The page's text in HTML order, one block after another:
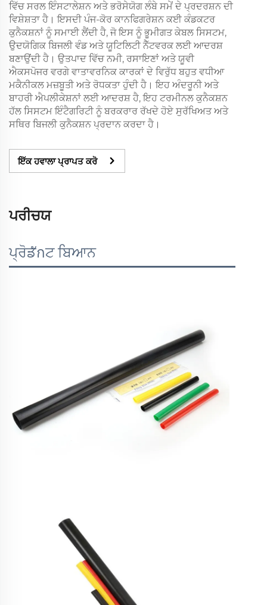
ਵਿੱਚ ਸਰਲ ਇੰਸਟਾਲੇਸ਼ਨ ਅਤੇ ਭਰੋਸੇਯੋਗ ਲੰਬੇ ਸਮੇਂ ਦੇ ਪ੍ਰਦਰਸ਼ਨ ਦੀ
ਵਿਸ਼ੇਸ਼ਤਾ ਹੈ। ਇਸਦੀ ਪੰਜ-ਕੋਰ ਕਾਨਫਿਗਰੇਸ਼ਨ ਕਈ ਕੰਡਕਟਰ
ਕੁਨੈਕਸ਼ਨਾਂ ਨੂੰ ਸਮਾਈ ਲੈਂਦੀ ਹੈ, ਜੋ ਇਸ ਨੂੰ ਭੂਮੀਗਤ ਕੇਬਲ ਸਿਸਟਮ,
ਉਦਯੋਗਿਕ ਬਿਜਲੀ ਵੰਡ ਅਤੇ ਯੂਟਿਲਿਟੀ ਨੈੱਟਵਰਕ ਲਈ ਆਦਰਸ਼
ਬਣਾਉਂਦੀ ਹੈ। ਉਤਪਾਦ ਵਿੱਚ ਨਮੀ, ਰਸਾਇਣਾਂ ਅਤੇ ਯੂਵੀ
ਐਕਸਪੋਜਰ ਵਰਗੇ ਵਾਤਾਵਰਨਿਕ ਕਾਰਕਾਂ ਦੇ ਵਿਰੁੱਧ ਬਹੁਤ ਵਧੀਆ
ਮਕੈਨੀਕਲ ਮਜ਼ਬੂਤੀ ਅਤੇ ਰੋਧਕਤਾ ਹੁੰਦੀ ਹੈ। ਇਹ ਅੰਦਰੂਨੀ ਅਤੇ
ਬਾਹਰੀ ਐਪਲੀਕੇਸ਼ਨਾਂ ਲਈ ਆਦਰਸ਼ ਹੈ, ਇਹ ਟਰਮੀਨਲ ਕੁਨੈਕਸ਼ਨ
ਹੱਲ ਸਿਸਟਮ ਇੰਟੈਗਰਿਟੀ ਨੂੰ ਬਰਕਰਾਰ ਰੱਖਦੇ ਹੋਏ ਸੁਰੱਖਿਅਤ ਅਤੇ
ਸਥਿਰ ਬਿਜਲੀ ਕੁਨੈਕਸ਼ਨ ਪ੍ਰਦਾਨ ਕਰਦਾ ਹੈ।
ਇੱਕ ਹਵਾਲਾ ਪ੍ਰਾਪਤ ਕਰੋ
ਪਰੀਚਯ
ਪ੍ਰੋਡักਟ ਬਿਆਨ